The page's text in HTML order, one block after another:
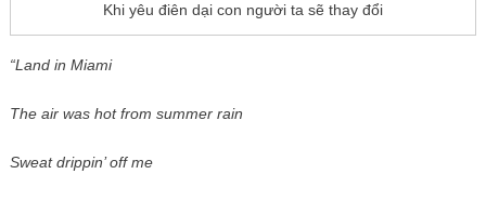
Khi yêu điên dại con người ta sẽ thay đổi
“Land in Miami
The air was hot from summer rain
Sweat drippin’ off me